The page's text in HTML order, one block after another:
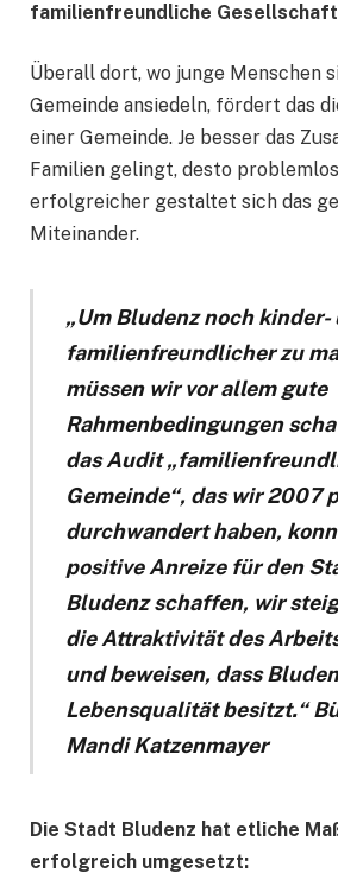
familienfreundliche
Überall dort, wo junge Menschen
Gemeinde ansiedeln, fördert das
einer Gemeinde. Je besser das
Familien gelingt, desto
erfolgreicher gestaltet sich das
Miteinander.
„Um Bludenz noch kinder-
familienfreundlicher zu
müssen wir vor allem gute
Rahmenbedingungen
das Audit
Gemeinde“, das wir 2007
durchwandert haben,
positive Anreize für den
Bludenz schaffen, wir
die Attraktivität des
und beweisen, dass
Lebensqualität besitzt.“
Mandi Katzenmayer
Die Stadt Bludenz hat etliche
erfolgreich umgesetzt: